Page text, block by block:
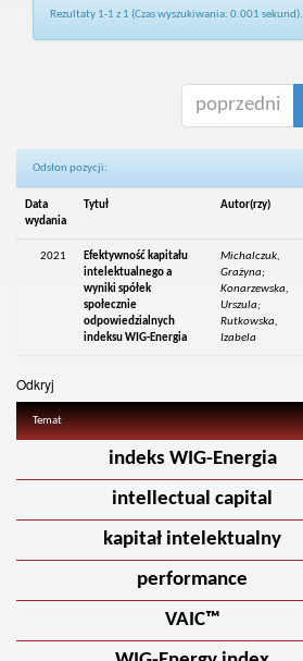
Rezultaty 1-1 z 1 (Czas wyszukiwania: 0.001 sekund).
poprzedni
Odsłon pozycji:
Data
wydania
Tytuł Autor(rzy)
2021
Efektywność kapitału
intelektualnego a
wyniki spółek
społecznie
odpowiedzialnych
indeksu WIG-Energia
Michalczuk,
Grażyna;
Konarzewska,
Urszula;
Rutkowska,
Izabela
Odkryj
Temat
indeks WIG-Energia
intellectual capital
kapitał intelektualny
performance
VAIC™